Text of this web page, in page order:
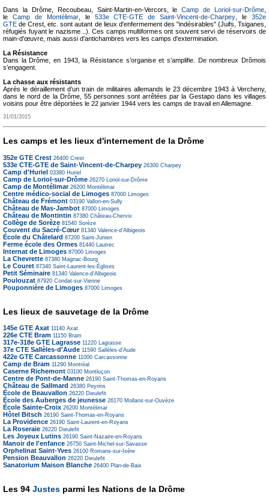
Dans la Drôme, Recoubeau, Saint-Martin-en-Vercors, leCamp de Loriol-sur-Drôme,
le Camp de Montélimar, le 533e CTE-GTE de Saint-Vincent-de-Charpey, le352e
GTE de Crest, etc. sont autant de lieux d'enfermement des "indésirables" (Juifs, Tsiganes,
réfugiés fuyant le nazisme...). Ces camps multiformes ont souvent servi de réservoirs de
main-d'œuvre, mais aussi d'antichambres vers les camps d'extermination.
La Résistance
Dans la Drôme, en 1943, la Résistance s’organise et s’amplifie. De nombreux Drômois
s’engagent.
La chasse aux résistants
Après le déraillement d’un train de militaires allemands le 23 décembre 1943 à Vercheny,
dans le nord de la Drôme, 55 personnes sont arrêtées par la Gestapo dans les villages
voisins pour être déportées le 22 janvier 1944 vers les camps de travail en Allemagne.
31/01/2015
Les camps et les lieux d'internement de la Drôme
352e GTE Crest 26400 Crest
533e CTE-GTE de Saint-Vincent-de-Charpey 26300 Charpey
Camp d'Huriel 03380 Huriel
Camp de Loriol-sur-Drôme 26270 Loriol-sur-Drôme
Camp de Montélimar 26200 Montélimar
Centre médico-social de Limoges 87000 Limoges
Château de Frémont 03190 Vallon-en-Sully
Château de Mas-Jambot 87000 Limoges
Château de Montintin 87380 Château-Chervix
Collège de Sorèze 81540 Sorèze
Couvent du Sacré-Cœur 81340 Valence-d'Albigeois
École du Châtelard 87200 Saint-Junien
Ferme école des Ormes 81440 Lautrec
Internat de Limoges 87000 Limoges
La Chevrette 87380 Magnac-Bourg
Le Couret 87340 Saint-Laurent-les-Églises
Petit Séminaire 81340 Valence-d'Albigeois
Poulouzat 87920 Condat-sur-Vienne
Pouponnière de Limoges 87000 Limoges
Les lieux de sauvetage de la Drôme
145e GTE Axat 11140 Axat
226e CTE Bram 11150 Bram
317e-318e GTE Lagrasse 11220 Lagrasse
37e CTE Sallèles-d'Aude 11590 Sallèles-d'Aude
422e GTE Carcassonne 11000 Carcassonne
Camp de Bram 11290 Montréal
Caserne Richemont 03100 Montluçon
Centre de Pont-de-Manne 26190 Saint-Thomas-en-Royans
Château de Sallmard 26380 Peyrins
École de Beauvallon 26220 Dieulefit
École des Auberges de jeunesse 26170 Mollans-sur-Ouvèze
École Sainte-Croix 26200 Montélimar
Hôtel Bitsch 26190 Saint-Thomas-en-Royans
La Providence 26190 Saint-Laurent-en-Royans
La Roseraie 26220 Dieulefit
Les Joyeux Lutins 26190 Saint-Nazaire-en-Royans
Manoir de l'enfance 26750 Saint-Michel-sur-Savasse
Orphelinat Saint-Yves 26100 Romans-sur-Isère
Pension Beauvallon 26220 Dieulefit
Sanatorium Maison Blanche 26400 Plan-de-Baix
Les 94 Justes parmi les Nations de la Drôme